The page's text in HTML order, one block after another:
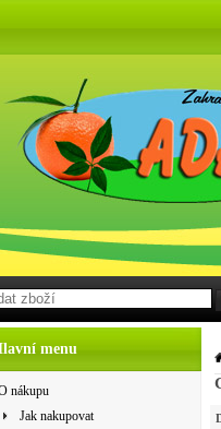
menu
nákupu
Jak nakupovat